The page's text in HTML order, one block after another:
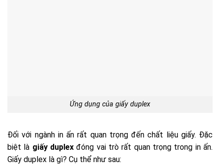
Ứng dụng của giấy duplex
Đối với ngành in ấn rất quan trọng đến chất liệu giấy. Đặc
biệt là giấy duplex đóng vai trò rất quan trọng trong in ấn.
Giấy duplex là gì? Cụ thể như sau: